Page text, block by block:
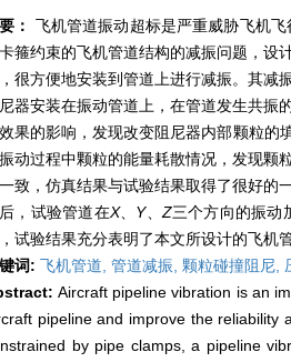
： 飞机管道振动超标是严重威胁飞机
箍约束的飞机管道结构的减振问题，设
很方便地安装到管道上进行减振。其减
器安装在振动管道上，在管道发生共振
果的影响，发现改变阻尼器内部颗粒的
动过程中颗粒的能量耗散情况，发现颗
致，仿真结果与试验结果取得了很好的
，试验管道在X、 Y、Z三个方向的振动
试验结果充分表明了本文所设计的飞机
词: 飞机管道, 管道减振, 颗粒碰撞阻尼,
Aircraft pipeline vibration is an
pipeline and improve the reliability
by pipe clamps, a pipeline